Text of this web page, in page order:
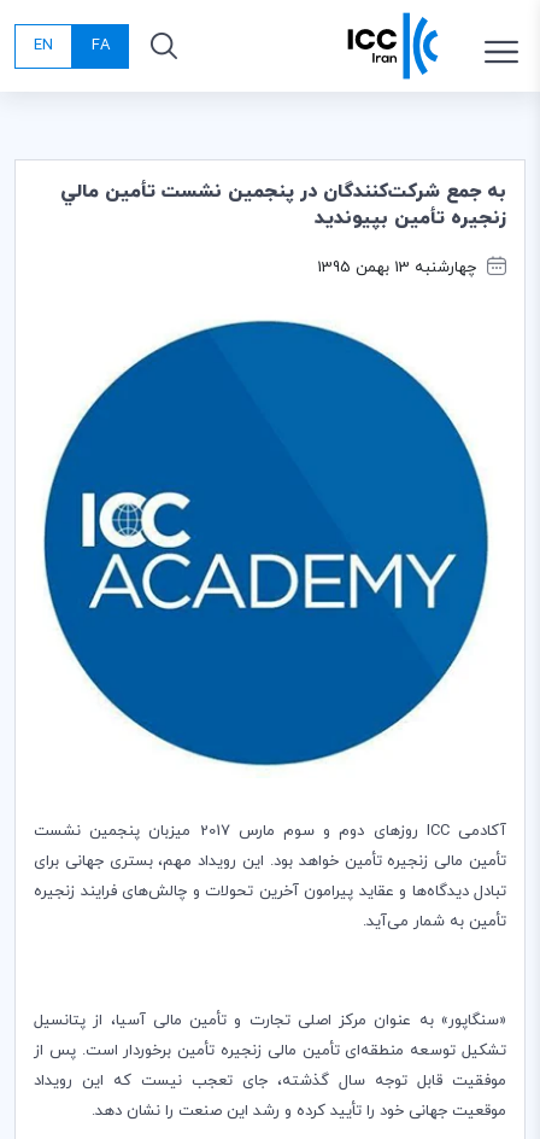
FA
EN
به جمع شركت‌كنندگان در پنجمين نشست تأمين مالي
زنجيره تأمين بپيونديد
چهارشنبه 13 بهمن 1395
آکادمیICC
روزهای دوم و سوم مارس 2017 میزبان پنجمین نشست
تأمین مالی زنجیره تأمین خواهد بود. این رویداد مهم، بستری جهانی برای
تبادل دیدگاه‌ها و عقاید پیرامون آخرین تحولات و چالش‌های فرایند زنجیره
تأمین به شمار می‌آید.
«سنگاپور» به عنوان مرکز اصلی تجارت و تأمین مالی آسیا، از پتانسیل
تشکیل توسعه منطقه‌ای تأمین مالی زنجیره تأمین برخوردار است. پس از
موفقیت قابل توجه سال گذشته، جای تعجب نیست که این رویداد
موقعیت جهانی خود را تأیید کرده و رشد این صنعت را نشان دهد.